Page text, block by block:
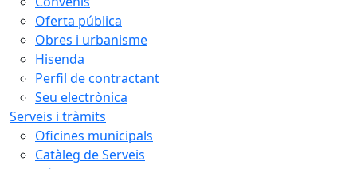
Oferta pública
Obres i urbanisme
Hisenda
Perfil de contractant
Seu electrònica
Serveis i tràmits
Oficines municipals
Catàleg de Serveis